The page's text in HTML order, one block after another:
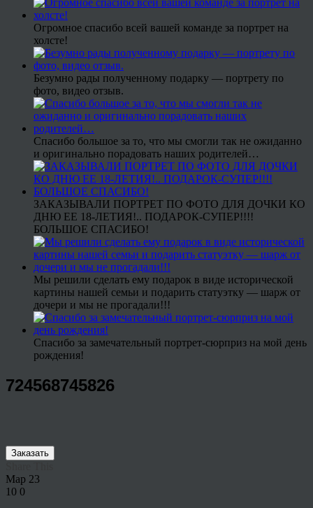
Огромное спасибо всей вашей команде за портрет на
холсте!
Безумно рады полученному подарку — портрету по
фото, видео отзыв.
Спасибо большое за то, что мы смогли так не ожиданно
и оригинально порадовать наших родителей…
ЗАКАЗЫВАЛИ ПОРТРЕТ ПО ФОТО ДЛЯ ДОЧКИ КО
ДНЮ ЕЕ 18-ЛЕТИЯ!.. ПОДАРОК-СУПЕР!!!!
БОЛЬШОЕ СПАСИБО!
Мы решили сделать ему подарок в виде исторической
картины нашей семьи и подарить статуэтку — шарж от
дочери и мы не прогадали!!!
Спасибо за замечательный портрет-сюрприз на мой день
рождения!
724568745826
Заказать
Мар 23
10 0